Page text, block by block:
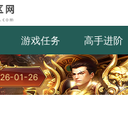
游戏任务 高手进阶
01-26